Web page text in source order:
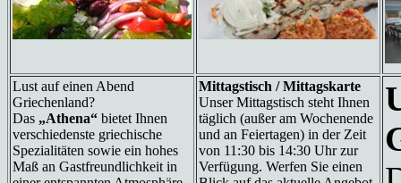
Lust auf einen Abend
Griechenland?
Das „Athena“ bietet Ihnen
verschiedenste griechische
Spezialitäten sowie ein hohes
Maß an Gastfreundlichkeit in
Mittagstisch / Mittagskarte
Unser Mittagstisch steht Ihnen
täglich (außer am Wochenende
und an Feiertagen) in der Zeit
von 11:30 bis 14:30 Uhr zur
Verfügung. Werfen Sie einen